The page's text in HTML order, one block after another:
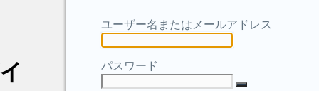
ユーザー名またはメールアドレス
パスワード